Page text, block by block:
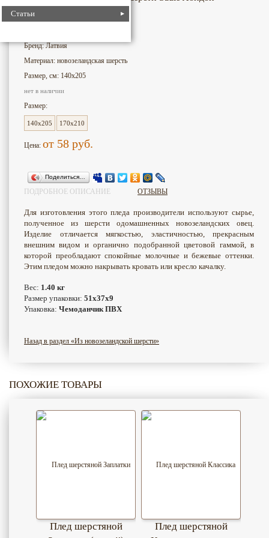
Статьи
Бренд: Латвия
Материал: новозеландская шерсть
Размер, см: 140х205
нет в наличии
Размер:
140x205 170х210
Цена: от 58 руб.
Поделиться…
ПОДРОБНОЕ ОПИСАНИЕ ОТЗЫВЫ
Для изготовления этого пледа производители используют сырье,
полученное из шерсти одомашненных новозеландских овец.
Изделие отличается мягкостью, эластичностью, прекрасным
внешним видом и органично подобранной цветовой гаммой, в
которой преобладают спокойные молочные и бежевые оттенки.
Этим пледом можно накрывать кровать или кресло качалку.
Вес: 1.40 кг
Размер упаковки: 51x37x9
Упаковка: Чемоданчик ПВХ
Назад в раздел «Из новозеландской шерсти»
ПОХОЖИЕ ТОВАРЫ
Плед шерстяной
Плед шерстяной